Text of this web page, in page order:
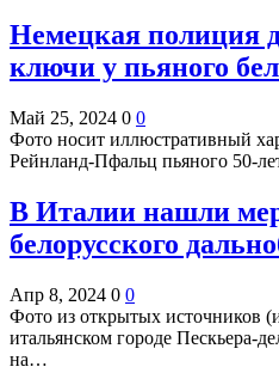
Немецкая полиция
ключи у пьяного
Май 25, 2024 0 0
Фото носит иллюстративный
Рейнланд-Пфальц пьяного 50-
В Италии нашли
белорусского
Апр 8, 2024 0 0
Фото из открытых источников
итальянском городе Пескьера-
на…